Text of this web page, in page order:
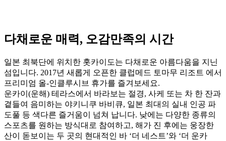
다채로운 매력, 오감만족의 시간
일본 최북단에 위치한 홋카이도는 다채로운 아름다움을 지닌
섬입니다. 2017년 새롭게 오픈한 클럽메드 토마무 리조트 에서
프리미엄 올-인클루시브 휴가를 즐겨보세요.
운카이(운해) 테라스에서 바라보는 절경, 사케 또는 차 한 잔과
곁들여 음미하는 야키니쿠 바비큐, 일본 최대의 실내 인공 파
도풀 등 색다른 즐거움이 넘쳐 납니다. 낮에는 다양한 종류의
스포츠를 원하는 방식대로 참여하고, 해가 진 후에는 웅장한
산이 돋보이는 두 곳의 현대적인 바 ‘더 네스트’와 ‘더 운카